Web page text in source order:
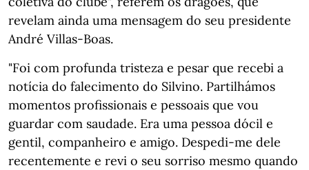
revelam ainda uma mensagem do seu presidente
André Villas-Boas.
"Foi com profunda tristeza e pesar que recebi a
notícia do falecimento do Silvino. Partilhámos
momentos profissionais e pessoais que vou
guardar com saudade. Era uma pessoa dócil e
gentil, companheiro e amigo. Despedi-me dele
recentemente e revi o seu sorriso mesmo quando